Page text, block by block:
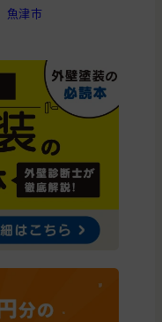
魚津市